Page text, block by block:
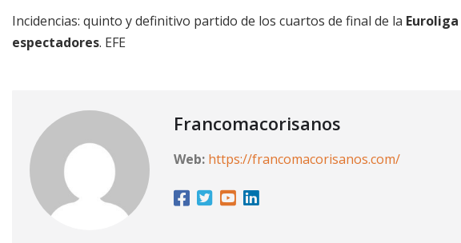
Incidencias: quinto y definitivo partido de los cuartos de final de la Euroliga
espectadores. EFE
Francomacorisanos
Web: https://francomacorisanos.com/